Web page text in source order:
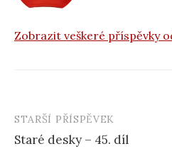
Zobrazit veškeré příspěvky
Navigace
příspěvku
STARŠÍ PŘÍSPĚVEK
Staré desky – 45. díl